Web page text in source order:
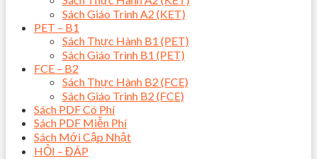
Sách Giáo Trình A2 (KET)
PET – B1
Sách Thực Hành B1 (PET)
Sách Giáo Trình B1 (PET)
FCE – B2
Sách Thực Hành B2 (FCE)
Sách Giáo Trình B2 (FCE)
Sách PDF Có Phí
Sách PDF Miễn Phí
Sách Mới Cập Nhật
HỎI – ĐÁP